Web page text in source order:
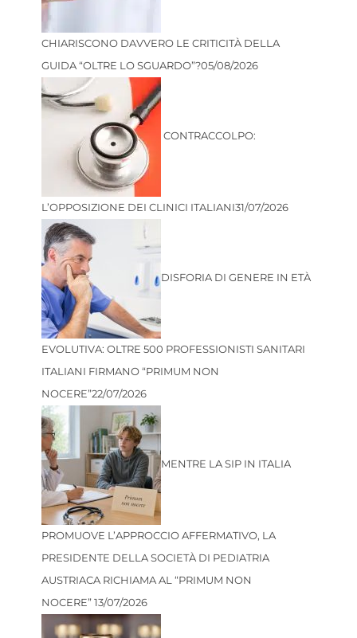
CHIARISCONO DAVVERO LE CRITICITÀ DELLA
GUIDA “OLTRE LO SGUARDO”?05/08/2026
CONTRACCOLPO:
L’OPPOSIZIONE DEI CLINICI ITALIANI31/07/2026
DISFORIA DI GENERE IN ETÀ
EVOLUTIVA: OLTRE 500 PROFESSIONISTI SANITARI
ITALIANI FIRMANO “PRIMUM NON
NOCERE”22/07/2026
MENTRE LA SIP IN ITALIA
PROMUOVE L’APPROCCIO AFFERMATIVO, LA
PRESIDENTE DELLA SOCIETÀ DI PEDIATRIA
AUSTRIACA RICHIAMA AL “PRIMUM NON
NOCERE”13/07/2026